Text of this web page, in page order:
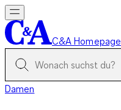
C&A Homepage
Damen